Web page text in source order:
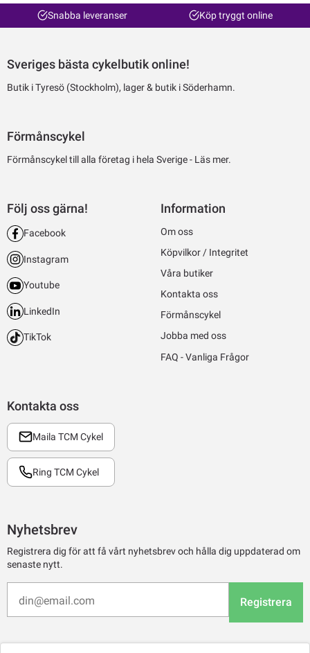
Snabba leveranser Köp tryggt online
Sveriges bästa cykelbutik online!
Butik i Tyresö (Stockholm), lager & butik i Söderhamn.
Förmånscykel
Förmånscykel till alla företag i hela Sverige - Läs mer.
Kontakta oss
Maila TCM Cykel
Ring TCM Cykel
Följ oss gärna!
Facebook
Instagram
Youtube
LinkedIn
TikTok
Information
Om oss
Köpvilkor / Integritet
Våra butiker
Kontakta oss
Förmånscykel
Jobba med oss
FAQ - Vanliga Frågor
Nyhetsbrev
Registrera dig för att få vårt nyhetsbrev och hålla dig uppdaterad om
senaste nytt.
Registrera